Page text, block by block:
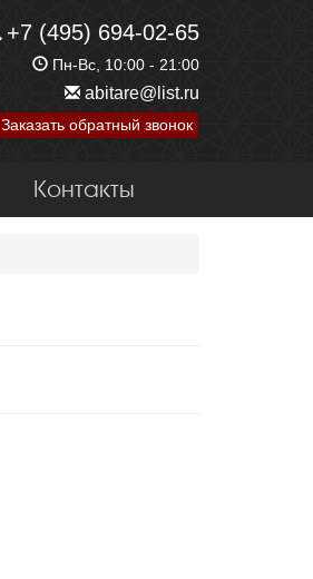
+7 (495) 694-02-65
Пн-Вс, 10:00 - 21:00
abitare@list.ru
Заказать обратный звонок
Контакты